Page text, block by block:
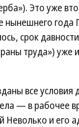
Это уже
года
срок
труда») уже
все условия
— в рабочее
и его